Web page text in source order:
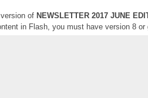
of NEWSLETTER 2017 JUNE
in Flash, you must have version 8